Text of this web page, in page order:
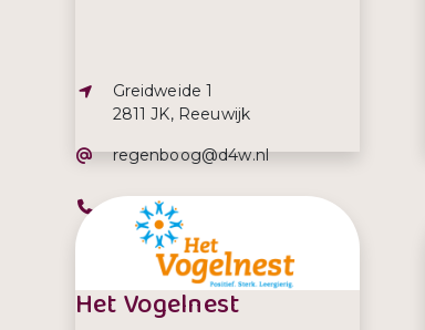
Adres:
Greidweide 1
2811 JK, Reeuwijk
E-mailadres:
regenboog@d4w.nl
Telefoonnummer:
0182-394149
Het Vogelnest